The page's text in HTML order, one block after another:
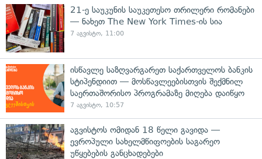
21-ე საუკუნის საუკეთესო თრილერი რომანები
— ნახეთ The New York Times-ის სია
7 აგვისტო, 11:00
ისწავლე საზღვარგარეთ საქართველოს ბანკის
სტიპენდიით — მოსწავლეებისთვის შექმნილ
საერთაშორისო პროგრამაზე მიღება დაიწყო
7 აგვისტო, 10:57
აგვისტოს ომიდან 18 წელი გავიდა —
ევროპული სახელმწიფოების საგარეო
უწყებების განცხადებები